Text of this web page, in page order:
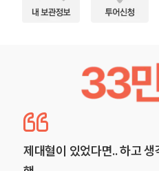
하고 생각했던 순간이 있어 보관